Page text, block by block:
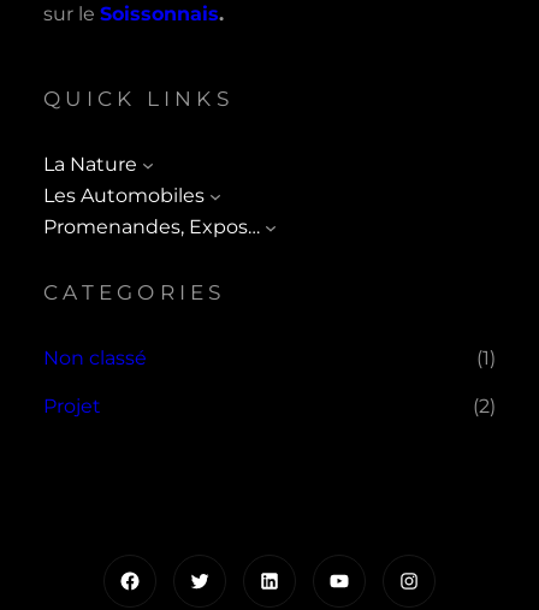
sur le Soissonnais.
QUICK LINKS
La Nature
Les Automobiles
Promenandes, Expos…
CATEGORIES
Non classé (1)
Projet (2)
FacebookTwitterLinkedInYouTubeInstagram